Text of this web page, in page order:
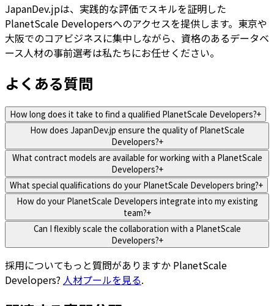
JapanDev.jpは、実践的な評価でスキルを証明した
PlanetScale Developersへのアクセスを提供します。東京や
大阪でのコアビジネスに集中しながら、資格のあるデータベ
ース人材の事前選考は私たちにお任せください。
よくある質問
How long does it take to find a qualified PlanetScale Developers?+
How does JapanDev.jp ensure the quality of PlanetScale
Developers?+
What contract models are available for working with a PlanetScale
Developers?+
What special qualifications do your PlanetScale Developers bring?+
How do your PlanetScale Developers integrate into my existing
team?+
Can I flexibly scale the collaboration with a PlanetScale
Developers?+
採用についてもっと質問がありますか PlanetScale
Developers? 人材プールを見る.